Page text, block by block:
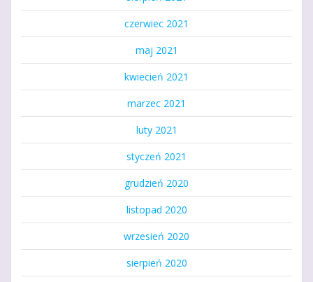
czerwiec 2021
maj 2021
kwiecień 2021
marzec 2021
luty 2021
styczeń 2021
grudzień 2020
listopad 2020
wrzesień 2020
sierpień 2020